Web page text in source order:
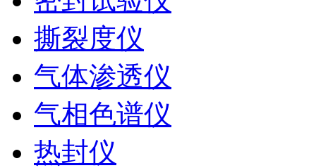
撕裂度仪
气体渗透仪
气相色谱仪
热封仪